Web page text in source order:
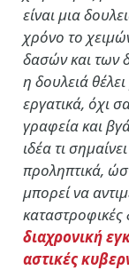
είναι μια
χρόνο το
δασών και των
η δουλειά
εργατικά, όχι
γραφεία και
ιδέα τι
προληπτικά,
μπορεί να
καταστροφικές
διαχρονική
αστικές